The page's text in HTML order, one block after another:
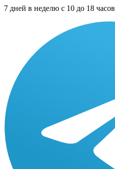
7 дней в неделю с 10 до 18 часов